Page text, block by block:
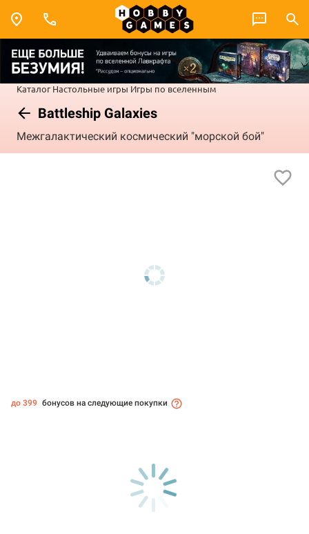
Каталог Настольные игры Игры по вселенным
Battleship Galaxies
Межгалактический космический "морской бой"
до 399 бонусов на следующие покупки